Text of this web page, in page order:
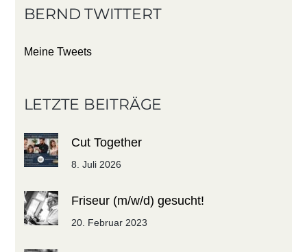
BERND TWITTERT
Meine Tweets
LETZTE BEITRÄGE
Cut Together
8. Juli 2026
Friseur (m/w/d) gesucht!
20. Februar 2023